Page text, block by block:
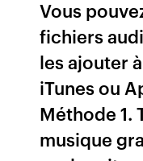
Vous
fichiers
les ajouter
iTunes ou
Méthode 1.
musique